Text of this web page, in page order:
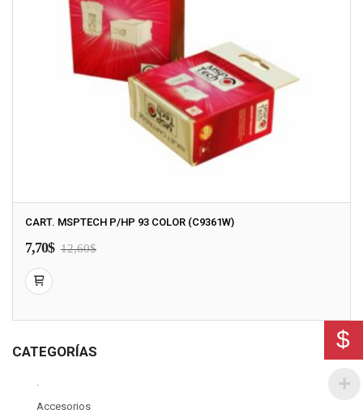
CART. MSPTECH P/HP 93 COLOR (C9361W)
7,70$ 12,60$
CATEGORÍAS
Accesorios
$